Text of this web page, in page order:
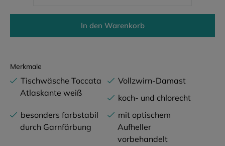
In den Warenkorb
Merkmale
Tischwäsche Toccata
Atlaskante weiß
Vollzwirn-Damast
koch- und chlorecht
besonders farbstabil
durch Garnfärbung
mit optischem
Aufheller
vorbehandelt